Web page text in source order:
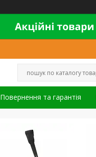
Повернення та гарантія